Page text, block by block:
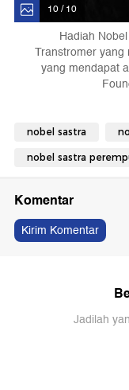
10 / 10
Hadiah
Transtromer
yang mendapat
nobel sastra
nobel sastra
Komentar
Kirim Komentar
Jadilah